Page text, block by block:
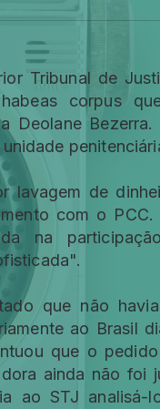
Tribunal de
corpus
Deolane
lavagem de
com o
na
que não
ao Brasil
que o
ainda não foi
ao STJ analisá-